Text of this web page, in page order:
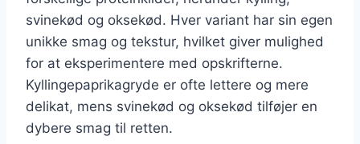
svinekød og oksekød. Hver variant har sin egen
unikke smag og tekstur, hvilket giver mulighed
for at eksperimentere med opskrifterne.
Kyllingepaprikagryde er ofte lettere og mere
delikat, mens svinekød og oksekød tilføjer en
dybere smag til retten.